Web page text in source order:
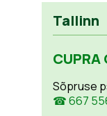
Tallinn
Sõpruse
☎ 667